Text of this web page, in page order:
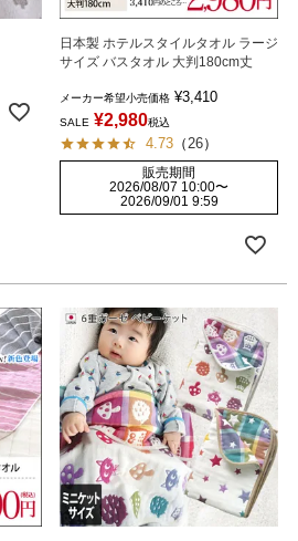
日本製 ホテルスタイルタオル ラージ
サイズ バスタオル 大判180cm丈
メーカー希望小売価格 ¥3,410
SALE ¥2,980税込
4.73 （ 26）
販売期間
2026/08/07 10:00〜
2026/09/01 9:59